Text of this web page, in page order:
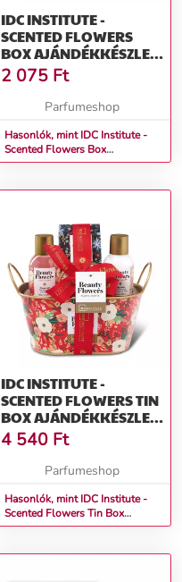
IDC INSTITUTE -
SCENTED FLOWERS
BOX AJÁNDÉKKÉSZLET
NŐKNEK
2 075 Ft
Parfumeshop
Hasonlók, mint IDC Institute -
Scented Flowers Box
Ajándékkészlet nőknek
IDC INSTITUTE -
SCENTED FLOWERS TIN
BOX AJÁNDÉKKÉSZLET
NŐKNEK
4 540 Ft
Parfumeshop
Hasonlók, mint IDC Institute -
Scented Flowers Tin Box
Ajándékkészlet nőknek